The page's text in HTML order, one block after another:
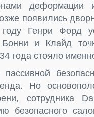
деформации
появились
Генри Форд
Бонни и Клайд
года стояло
Но
сотрудника
безопасного